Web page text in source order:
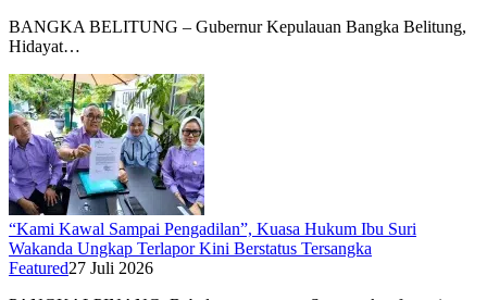
BANGKA BELITUNG – Gubernur Kepulauan Bangka Belitung,
Hidayat…
“Kami Kawal Sampai Pengadilan”, Kuasa Hukum Ibu Suri
Wakanda Ungkap Terlapor Kini Berstatus Tersangka
Featured27 Juli 2026